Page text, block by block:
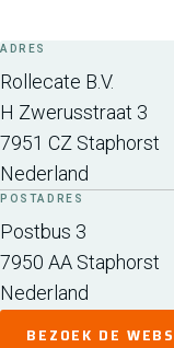
ADRES
Rollecate B.V.
H Zwerusstraat 3
7951 CZ Staphorst
Nederland
POSTADRES
Postbus 3
7950 AA Staphorst
Nederland
BEZOEK DE